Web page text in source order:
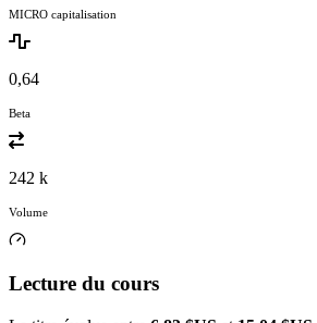
MICRO capitalisation
0,64
Beta
242 k
Volume
Lecture du cours